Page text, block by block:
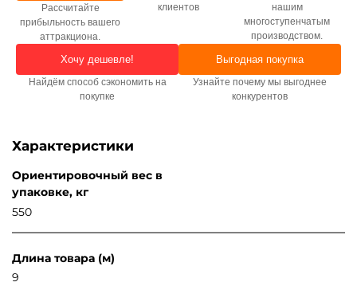
Рассчитайте
прибыльность вашего
аттракциона.
клиентов
нашим
многоступенчатым
производством.
Хочу дешевле!
Найдём способ сэкономить на
покупке
Выгодная покупка
Узнайте почему мы выгоднее
конкурентов
Характеристики
Ориентировочный вес в
упаковке, кг
550
Длина товара (м)
9